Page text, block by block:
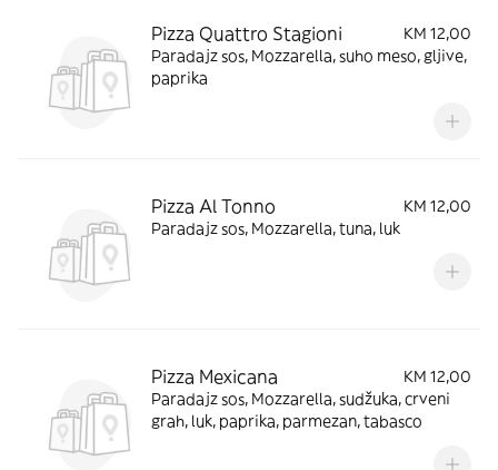
Pizza Quattro Stagioni
KM 12,00
Paradajz sos, Mozzarella, suho meso, gljive,
paprika
Pizza Al Tonno
KM 12,00
Paradajz sos, Mozzarella, tuna, luk
Pizza Mexicana
KM 12,00
Paradajz sos, Mozzarella, sudžuka, crveni
grah, luk, paprika, parmezan, tabasco